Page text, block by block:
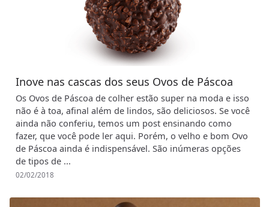
Inove nas cascas dos seus Ovos de Páscoa
Os Ovos de Páscoa de colher estão super na moda e isso
não é à toa, afinal além de lindos, são deliciosos. Se você
ainda não conferiu, temos um post ensinando como
fazer, que você pode ler aqui. Porém, o velho e bom Ovo
de Páscoa ainda é indispensável. São inúmeras opções
de tipos de ...
02/02/2018